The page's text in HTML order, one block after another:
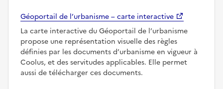
Géoportail de l’urbanisme – carte interactive
La carte interactive du Géoportail de l’urbanisme
propose une représentation visuelle des règles
définies par les documents d’urbanisme en vigueur à
Coolus, et des servitudes applicables. Elle permet
aussi de télécharger ces documents.